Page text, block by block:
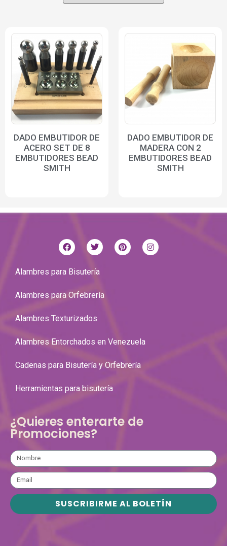
DADO EMBUTIDOR DE
ACERO SET DE 8
EMBUTIDORES BEAD
SMITH
DADO EMBUTIDOR DE
MADERA CON 2
EMBUTIDORES BEAD
SMITH
Alambres para Bisutería
Alambres para Orfebrería
Alambres Texturizados
Alambres Entorchados en Venezuela
Cadenas para Bisutería y Orfebrería
Herramientas para bisutería
¿Quieres enterarte de
Promociones?
SUSCRIBIRME AL BOLETÍN